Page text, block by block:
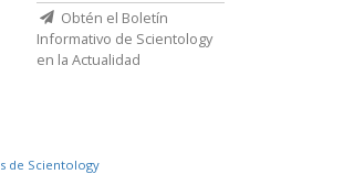
Obtén el Boletín
Informativo de Scientology
en la Actualidad
de Scientology